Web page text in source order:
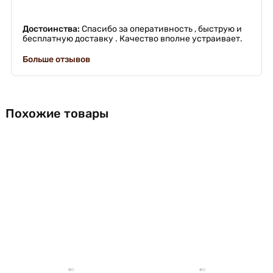
Достоинства: Спасибо за оперативность , быструю и
бесплатную доставку . Качество вполне устраивает.
Больше отзывов
Похожие товары